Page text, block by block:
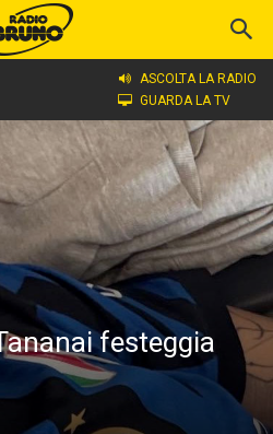
ASCOLTA LA RADIO
GUARDA LA TV
festeggia